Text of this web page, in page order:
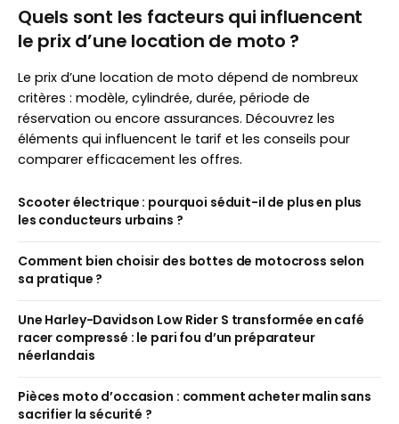
Quels sont les facteurs qui influencent
le prix d’une location de moto ?
Le prix d’une location de moto dépend de nombreux
critères : modèle, cylindrée, durée, période de
réservation ou encore assurances. Découvrez les
éléments qui influencent le tarif et les conseils pour
comparer efficacement les offres.
Scooter électrique : pourquoi séduit-il de plus en plus
les conducteurs urbains ?
Comment bien choisir des bottes de motocross selon
sa pratique ?
Une Harley-Davidson Low Rider S transformée en café
racer compressé : le pari fou d’un préparateur
néerlandais
Pièces moto d’occasion : comment acheter malin sans
sacrifier la sécurité ?